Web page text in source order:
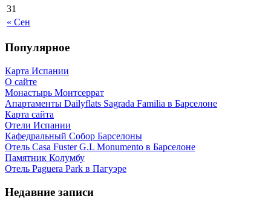
« Сен
31
Популярное
Карта Испании
О сайте
Монастырь Монтсеррат
Апартаменты Dailyflats Sagrada Familia в Барселоне
Карта сайта
Отели Испании
Кафeдрaльный Собор Барселоны
Отель Casa Fuster G.L Monumento в Барселоне
Пaмятник Колумбу
Отель Paguera Park в Пагуэре
Недавние записи